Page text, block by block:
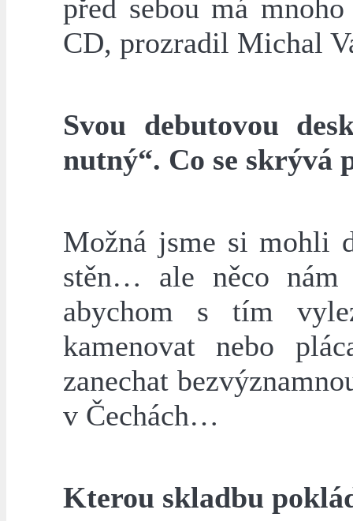
před sebou má
CD, prozradil Michal
Svou debutovou
nutný“. Co se skrývá
Možná jsme si mohli
stěn… ale něco
abychom s tím
kamenovat nebo
zanechat
v Čechách…
Kterou skladbu